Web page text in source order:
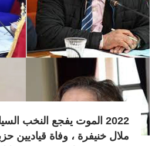
2022 الموت يفجع النخب
ملال خنيفرة ، وفاة قياديين